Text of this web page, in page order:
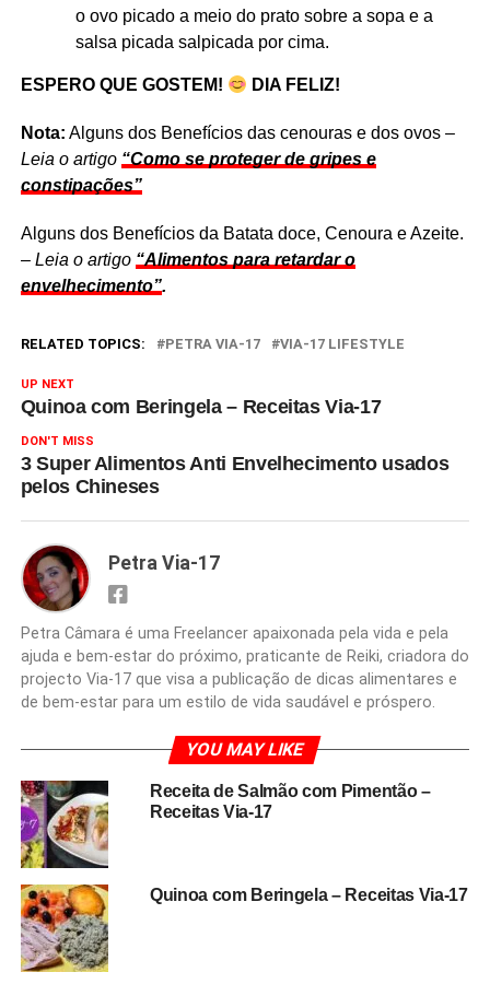
o ovo picado a meio do prato sobre a sopa e a
salsa picada salpicada por cima.
ESPERO QUE GOSTEM! DIA FELIZ!
Nota: Alguns dos Benefícios das cenouras e dos ovos –
Leia o artigo “Como se proteger de gripes e
constipações”
Alguns dos Benefícios da Batata doce, Cenoura e Azeite.
– Leia o artigo “Alimentos para retardar o
envelhecimento”.
RELATED TOPICS: PETRA VIA-17 VIA-17 LIFESTYLE
UP NEXT
Quinoa com Beringela – Receitas Via-17
DON'T MISS
3 Super Alimentos Anti Envelhecimento usados
pelos Chineses
Petra Via-17
Petra Câmara é uma Freelancer apaixonada pela vida e pela
ajuda e bem-estar do próximo, praticante de Reiki, criadora do
projecto Via-17 que visa a publicação de dicas alimentares e
de bem-estar para um estilo de vida saudável e próspero.
YOU MAY LIKE
Receita de Salmão com Pimentão –
Receitas Via-17
Quinoa com Beringela – Receitas Via-17